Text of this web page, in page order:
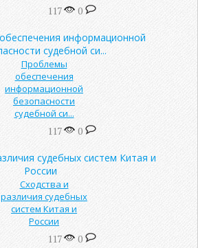
117 0
Проблемы
обеспечения
информационной
безопасности
судебной си...
117 0
Сходства и
различия судебных
систем Китая и
России
117 0